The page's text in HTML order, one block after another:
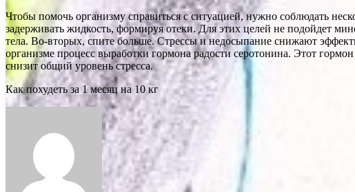
Чтобы помочь организму справиться с ситуацией, нужно соблюдать
задерживать жидкость, формируя отеки. Для этих целей не подойдет
тела. Во-вторых, спите больше. Стрессы и недосыпание снижают
организме процесс выработки гормона радости серотонина. Этот
снизит общий уровень стресса.
Как похудеть за 1 месяц на 10 кг